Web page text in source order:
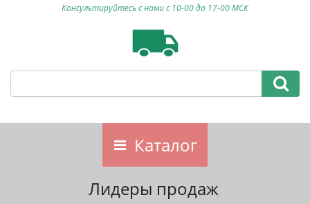
Консультируйтесь с нами c 10-00 до 17-00 МСК
Каталог
Лидеры продаж